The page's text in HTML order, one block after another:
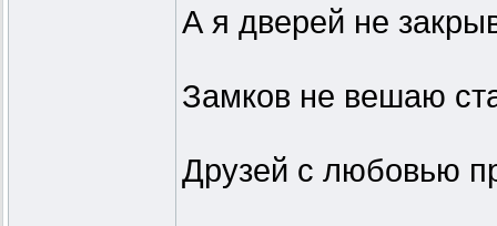
А я дверей не
Замков не вешаю
Друзей с любовью